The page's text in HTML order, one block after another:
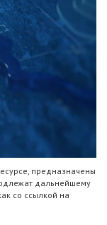
предназначены
дальнейшему
со ссылкой на